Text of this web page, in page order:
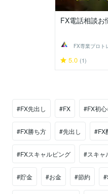
FX電話相談お
5.0 (1)
#FX先出し #FX #FX初
#FX勝ち方 #先出し #FX
#FXスキャルピング #スキャ
#貯金 #お金 #節約